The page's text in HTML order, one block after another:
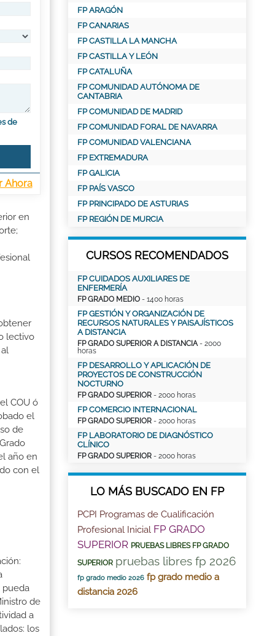
de
Ahora
en
lectivo
COU ó
el
de
año en
con el
pueda
de
a
los
FP ARAGÓN
FP CANARIAS
FP CASTILLA LA MANCHA
FP CASTILLA Y LEÓN
FP CATALUÑA
FP COMUNIDAD AUTÓNOMA DE
CANTABRIA
FP COMUNIDAD DE MADRID
FP COMUNIDAD FORAL DE NAVARRA
FP COMUNIDAD VALENCIANA
FP EXTREMADURA
FP GALICIA
FP PAÍS VASCO
FP PRINCIPADO DE ASTURIAS
FP REGIÓN DE MURCIA
CURSOS RECOMENDADOS
FP CUIDADOS AUXILIARES DE
ENFERMERÍA
FP GRADO MEDIO - 1400 horas
FP GESTIÓN Y ORGANIZACIÓN DE
RECURSOS NATURALES Y PAISAJÍSTICOS
A DISTANCIA
FP GRADO SUPERIOR A DISTANCIA- 2000
horas
FP DESARROLLO Y APLICACIÓN DE
PROYECTOS DE CONSTRUCCIÓN
NOCTURNO
FP GRADO SUPERIOR - 2000 horas
FP COMERCIO INTERNACIONAL
FP GRADO SUPERIOR - 2000 horas
FP LABORATORIO DE DIAGNÓSTICO
CLÍNICO
FP GRADO SUPERIOR - 2000 horas
LO MÁS BUSCADO EN FP
PCPI Programas de Cualificación
Profesional Inicial FP GRADO
SUPERIOR PRUEBAS LIBRES FP GRADO
SUPERIOR pruebas libres fp 2026
fp grado medio 2026 fp grado medio a
distancia 2026